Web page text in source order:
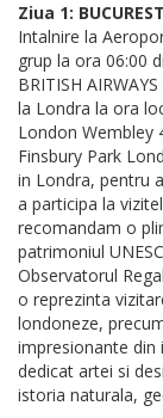
Ziua 1:
Intalnire la
grup la ora 06:00
BRITISH
la Londra la ora
London Wembley
Finsbury Park
in Londra, pentru
a participa la
recomandam o
patrimoniul
Observatorul
o reprezinta
londoneze,
impresionante din
dedicat artei si
istoria naturala,